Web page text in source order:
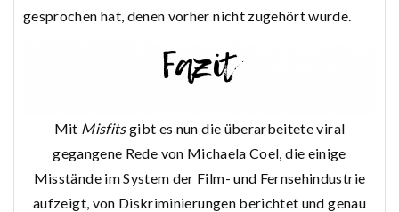
gesprochen hat, denen vorher nicht zugehört wurde.
Mit Misfitsgibt es nun die überarbeitete viral
gegangene Rede von Michaela Coel, die einige
Misstände im System der Film- und Fernsehindustrie
aufzeigt, von Diskriminierungen berichtet und genau